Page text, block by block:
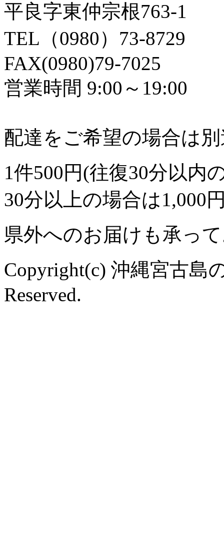
平良字東仲宗根763-1
TEL（0980）73-8729
FAX(0980)79-7025
営業時間 9:00～19:00
配達をご希望の場合は
1件500円(往復30分以内
30分以上の場合は1,000
県外へのお届けも承っ
Copyright(c) 沖縄宮古島
Reserved.